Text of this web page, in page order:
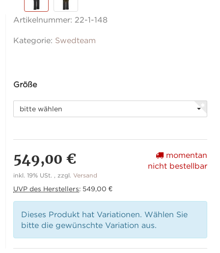
Artikelnummer: 22-1-148
Kategorie: Swedteam
Größe
bitte wählen
549,00 €
inkl. 19% USt. , zzgl.Versand
UVP des Herstellers: 549,00 €
momentan
nicht bestellbar
Dieses Produkt hat Variationen. Wählen Sie
bitte die gewünschte Variation aus.